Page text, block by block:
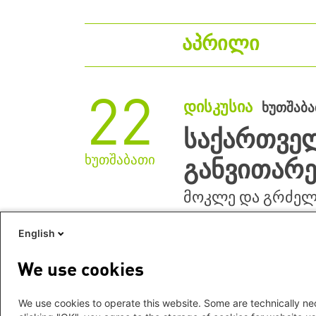
აპრილი
22
ხუთშაბათი
დისკუსია
მოკლე და
Zeige 1 - 1 von 1 Suchergebnissen
English
We use cookies
We use cookies to operate this website. Some are technically